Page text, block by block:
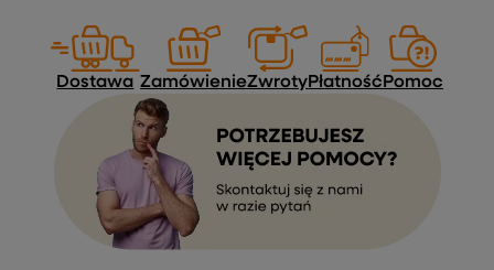
Dostawa ZamówienieZwrotyPłatność Pomoc